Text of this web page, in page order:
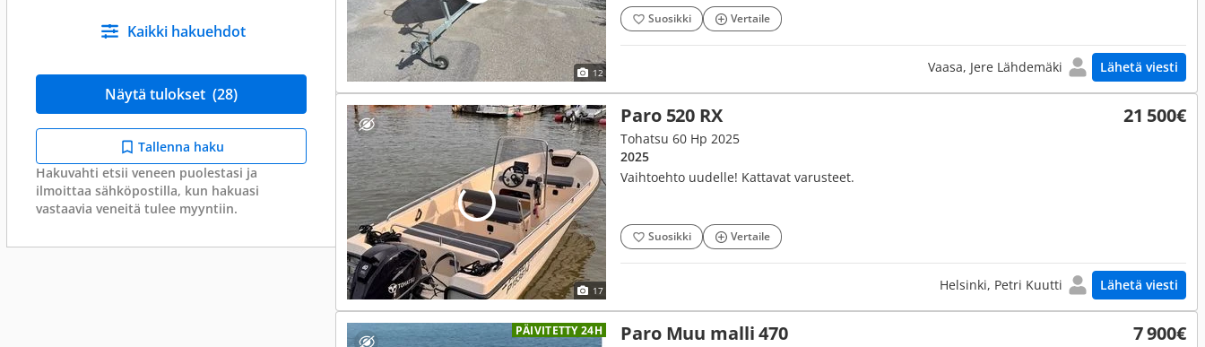
Kaikki hakuehdot
Näytä tulokset (28)
Tallenna haku
Hakuvahti etsii veneen puolestasi ja
ilmoittaa sähköpostilla, kun hakuasi
vastaavia veneitä tulee myyntiin.
12
Suosikki Vertaile
Vaasa, Jere Lähdemäki Lähetä viesti
17
Paro 520 RX 21 500€
Tohatsu 60 Hp 2025
2025
Vaihtoehto uudelle! Kattavat varusteet.
Suosikki Vertaile
Helsinki, Petri Kuutti Lähetä viesti
PÄIVITETTY 24H Paro Muu malli 470 7 900€